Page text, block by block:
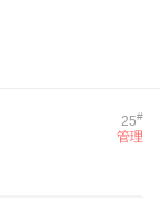
25#
管理